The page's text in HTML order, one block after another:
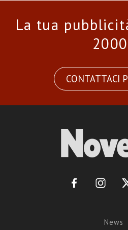
La tua
CONTATTACI
News